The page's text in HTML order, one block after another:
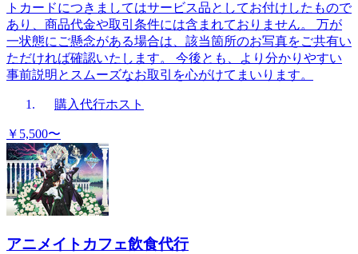
トカードにつきましてはサービス品としてお付けしたもので
あり、商品代金や取引条件には含まれておりません。 万が
一状態にご懸念がある場合は、該当箇所のお写真をご共有い
ただければ確認いたします。 今後とも、より分かりやすい
事前説明とスムーズなお取引を心がけてまいります。
購入代行ホスト
￥5,500〜
アニメイトカフェ飲食代行